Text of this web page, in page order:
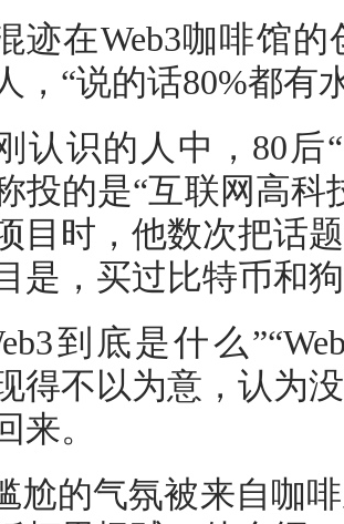
迹在Web3咖啡馆
，“说的话80%都有
认识的人中，80后
投的是“互联网高科
目时，他数次把话
是，买过比特币和
到底是什么
得不以为意，认为
来。
尬的气氛被来自咖